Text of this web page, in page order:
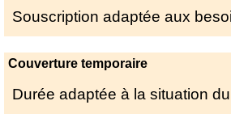
Souscription adaptée aux
Couverture temporaire
Durée adaptée à la situation